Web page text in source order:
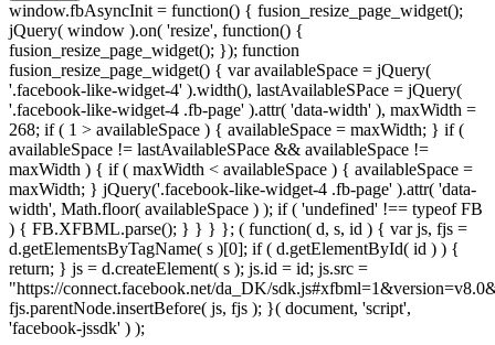
window.fbAsyncInit = function() { fusion_resize_page_widget();
jQuery( window ).on( 'resize', function() {
fusion_resize_page_widget(); }); function
fusion_resize_page_widget() { var availableSpace = jQuery(
'.facebook-like-widget-4' ).width(), lastAvailableSPace = jQuery(
'.facebook-like-widget-4 .fb-page' ).attr( 'data-width' ), maxWidth =
268; if ( 1 > availableSpace ) { availableSpace = maxWidth; } if (
availableSpace != lastAvailableSPace && availableSpace !=
maxWidth ) { if ( maxWidth < availableSpace ) { availableSpace =
maxWidth; } jQuery('.facebook-like-widget-4 .fb-page' ).attr( 'data-
width', Math.floor( availableSpace ) ); if ( 'undefined' !== typeof FB
) { FB.XFBML.parse(); } } } }; ( function( d, s, id ) { var js, fjs =
d.getElementsByTagName( s )[0]; if ( d.getElementById( id ) ) {
return; } js = d.createElement( s ); js.id = id; js.src =
"https://connect.facebook.net/da_DK/
fjs.parentNode.insertBefore( js, fjs ); }( document, 'script',
'facebook-jssdk' ) );